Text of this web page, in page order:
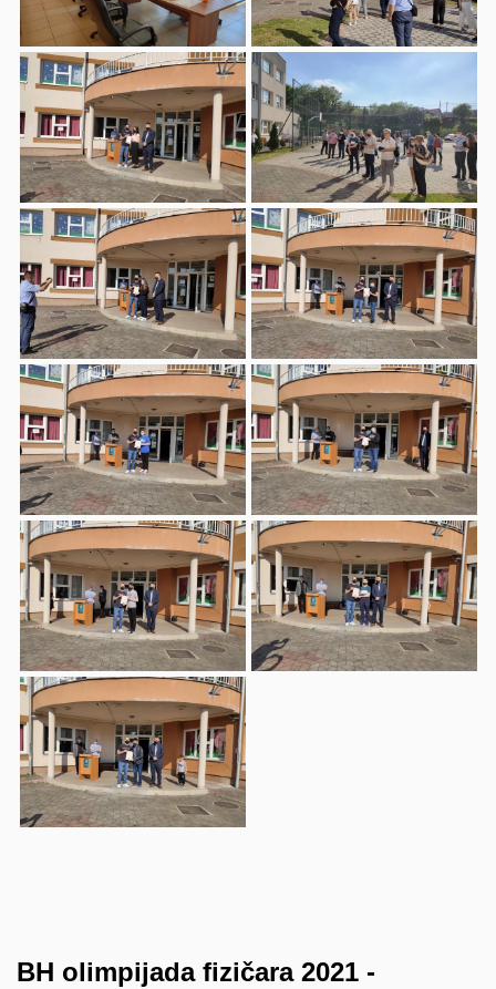
BH olimpijada fizičara 2021 -